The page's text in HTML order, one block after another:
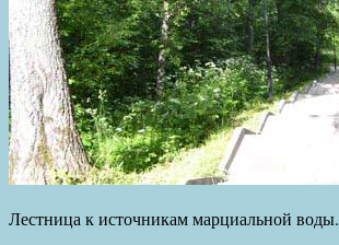
Лестница к источникам марциальной воды.